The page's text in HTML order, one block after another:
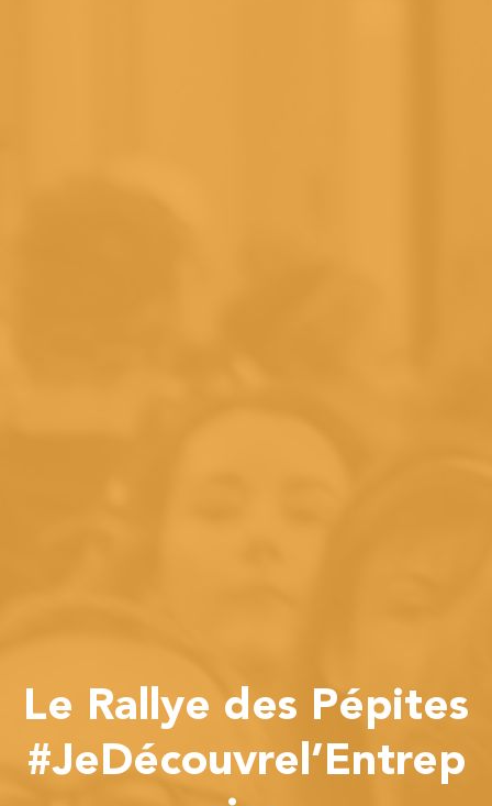
Le Rallye des Pépites
#JeDécouvrel’Entrep